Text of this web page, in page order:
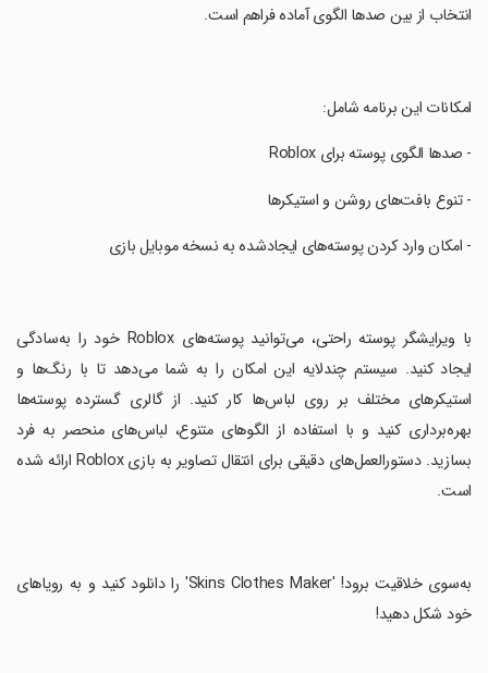
انتخاب از بین صدها الگوی آماده فراهم است.
‏امکانات این برنامه شامل:
‏- صدها الگوی پوسته برای Roblox
‏- تنوع بافت‌های روشن و استیکرها
‏- امکان وارد کردن پوسته‌های ایجادشده به نسخه موبایل بازی
‏با ویرایشگر پوسته راحتی، می‌توانید پوسته‌های Roblox خود را به‌سادگی
ایجاد کنید. سیستم چندلایه این امکان را به شما می‌دهد تا با رنگ‌ها و
استیکرهای مختلف بر روی لباس‌ها کار کنید. از گالری گسترده پوسته‌ها
بهره‌برداری کنید و با استفاده از الگوهای متنوع، لباس‌های منحصر به فرد
بسازید. دستورالعمل‌های دقیقی برای انتقال تصاویر به بازی Roblox ارائه شده
است.
‏به‌سوی خلاقیت برود! 'Skins Clothes Maker' را دانلود کنید و به رویاهای
خود شکل دهید!